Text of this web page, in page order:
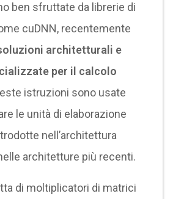
ben sfruttate da librerie di
cuDNN, recentemente
architetturali e
per il calcolo
istruzioni sono usate
le unità di elaborazione
nell’architettura
architetture più recenti.
di moltiplicatori di matrici